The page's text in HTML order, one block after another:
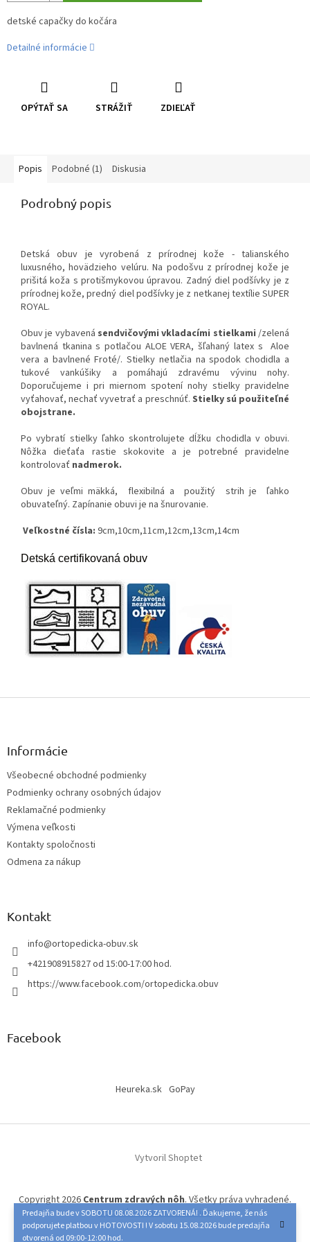
Predajňa bude v SOBOTU 08.08.2026 ZATVORENÁ! . Ďakujeme, že nás
podporujete platbou v HOTOVOSTI ! V sobotu 15.08.2026 bude predajňa
otvorená od 09:00-12:00 hod.
detské capačky do kočára
Detailné informácie
OPÝTAŤ SA STRÁŽIŤ ZDIEĽAŤ
Popis Podobné (1) Diskusia
Podrobný popis
Detská obuv je vyrobená z prírodnej kože - talianského
luxusného, hovädzieho velúru. Na podošvu z prírodnej kože je
prišitá koža s protišmykovou úpravou. Zadný diel podšívky je z
prírodnej kože, predný diel podšívky je z netkanej textílie SUPER
ROYAL.
Obuv je vybavená sendvičovými vkladacími stielkami/zelená
bavlnená tkanina s potlačou ALOE VERA, šľahaný latex s Aloe
vera a bavlnené Froté/. Stielky netlačia na spodok chodidla a
tukové vankúšiky a pomáhajú zdravému vývinu nohy.
Doporučujeme i pri miernom spotení nohy stielky pravidelne
vyťahovať, nechať vyvetrať a preschnúť. Stielky sú použiteľné
obojstrane.
Po vybratí stielky ľahko skontrolujete dĺžku chodidla v obuvi.
Nôžka dieťaťa rastie skokovite a je potrebné pravidelne
kontrolovať nadmerok.
Obuv je veľmi mäkká, flexibilná a použitý strih je ľahko
obuvateľný. Zapínanie obuvi je na šnurovanie.
Veľkostné čísla: 9cm,10cm,11cm,12cm,13cm,14cm
Detská certifikovaná obuv
Z
Informácie
Všeobecné obchodné podmienky
Podmienky ochrany osobných údajov
Reklamačné podmienky
Výmena veľkosti
Kontakty spoločnosti
Odmena za nákup
Kontakt
info@ortopedicka-obuv.sk
+421908915827 od 15:00-17:00 hod.
https://www.facebook.com/ortopedicka.obuv
Facebook
Heureka.sk GoPay
Vytvoril Shoptet
Copyright 2026Centrum zdravých nôh. Všetky práva vyhradené.
Upraviť nastavenie cookies